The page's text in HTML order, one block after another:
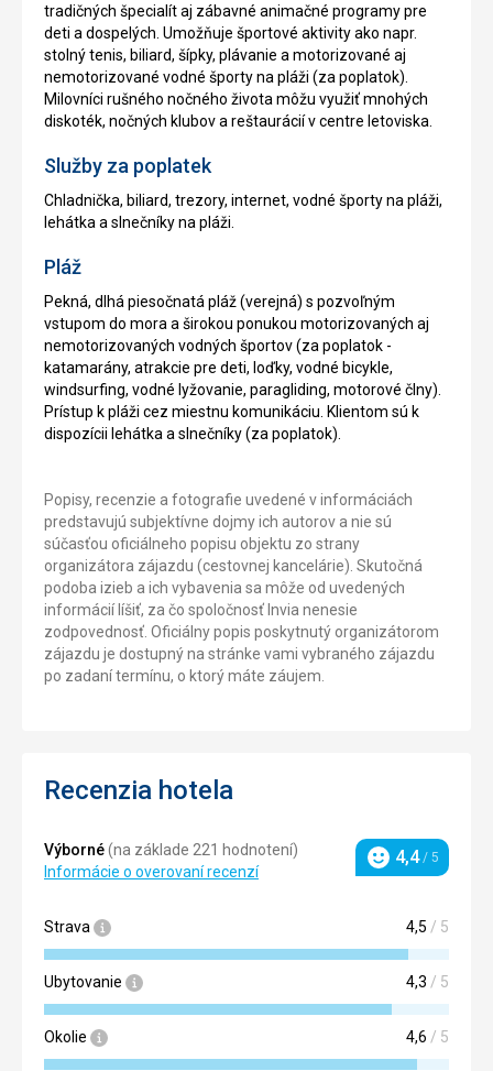
tradičných špecialít aj zábavné animačné programy pre
deti a dospelých. Umožňuje športové aktivity ako napr.
stolný tenis, biliard, šípky, plávanie a motorizované aj
nemotorizované vodné športy na pláži (za poplatok).
Milovníci rušného nočného života môžu využiť mnohých
diskoték, nočných klubov a reštaurácií v centre letoviska.
Služby za poplatek
Chladnička, biliard, trezory, internet, vodné športy na pláži,
lehátka a slnečníky na pláži.
Pláž
Pekná, dlhá piesočnatá pláž (verejná) s pozvoľným
vstupom do mora a širokou ponukou motorizovaných aj
nemotorizovaných vodných športov (za poplatok -
katamarány, atrakcie pre deti, loďky, vodné bicykle,
windsurfing, vodné lyžovanie, paragliding, motorové člny).
Prístup k pláži cez miestnu komunikáciu. Klientom sú k
dispozícii lehátka a slnečníky (za poplatok).
Popisy, recenzie a fotografie uvedené v informáciách
predstavujú subjektívne dojmy ich autorov a nie sú
súčasťou oficiálneho popisu objektu zo strany
organizátora zájazdu (cestovnej kancelárie). Skutočná
podoba izieb a ich vybavenia sa môže od uvedených
informácií líšiť, za čo spoločnosť Invia nenesie
zodpovednosť. Oficiálny popis poskytnutý organizátorom
zájazdu je dostupný na stránke vami vybraného zájazdu
po zadaní termínu, o ktorý máte záujem.
Recenzia hotela
Výborné(na základe 221 hodnotení)
Informácie o overovaní recenzí
Hodnotenie
4,4/ 5
Strava 4,5 / 5
Ubytovanie 4,3 / 5
Okolie 4,6 / 5